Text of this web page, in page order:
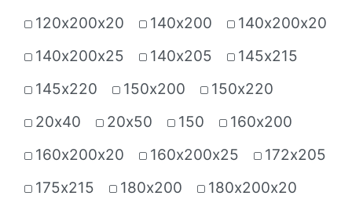
120х200х20
140х200
140х200х20
140х200х25
140х205
145х215
145х220
150х200
150х220
20х40
20х50 150
160х200
160х200х20
160х200х25
172х205
175х215
180х200
180х200х20